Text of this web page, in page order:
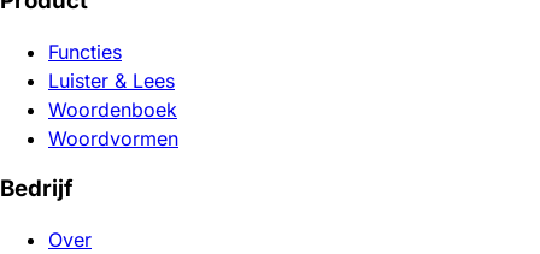
Functies
Luister & Lees
Woordenboek
Woordvormen
Bedrijf
Over